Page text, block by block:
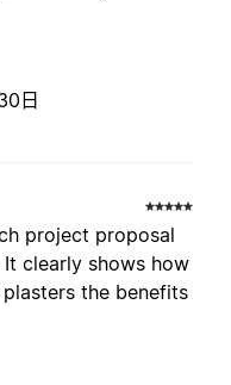
日
project proposal
clearly shows how
the benefits